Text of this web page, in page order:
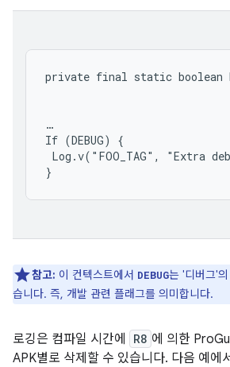
…
If (DEBUG) {
Log.v("FOO_TAG", "Extra
참고: 이 컨텍스트에서 DEBUG는 '디버그'
습니다. 즉, 개발 관련 플래그를 의미합니다.
로깅은 컴파일 시간에 R8 에 의한
APK별로 삭제할 수 있습니다. 다음 예에